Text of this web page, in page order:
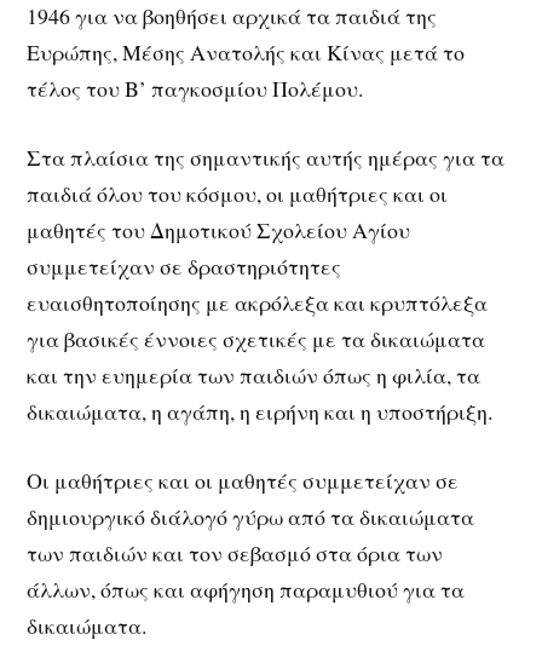
1946 για να βοηθήσει αρχικά τα παιδιά της
Ευρώπης, Μέσης Ανατολής και Κίνας μετά το
τέλος του Β’ παγκοσμίου Πολέμου.
Στα πλαίσια της σημαντικής αυτής ημέρας για τα
παιδιά όλου του κόσμου, οι μαθήτριες και οι
μαθητές του Δημοτικού Σχολείου Αγίου
συμμετείχαν σε δραστηριότητες
ευαισθητοποίησης με ακρόλεξα και κρυπτόλεξα
για βασικές έννοιες σχετικές με τα δικαιώματα
και την ευημερία των παιδιών όπως η φιλία, τα
δικαιώματα, η αγάπη, η ειρήνη και η υποστήριξη.
Οι μαθήτριες και οι μαθητές συμμετείχαν σε
δημιουργικό διάλογό γύρω από τα δικαιώματα
των παιδιών και τον σεβασμό στα όρια των
άλλων, όπως και αφήγηση παραμυθιού για τα
δικαιώματα.